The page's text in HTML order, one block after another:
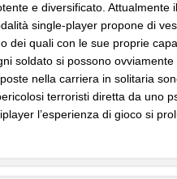
e diversificato. Attualmente
single-player propone di
dei quali con le sue proprie
soldato si possono
nella carriera in solitaria
terroristi diretta da uno
l’esperienza di gioco si